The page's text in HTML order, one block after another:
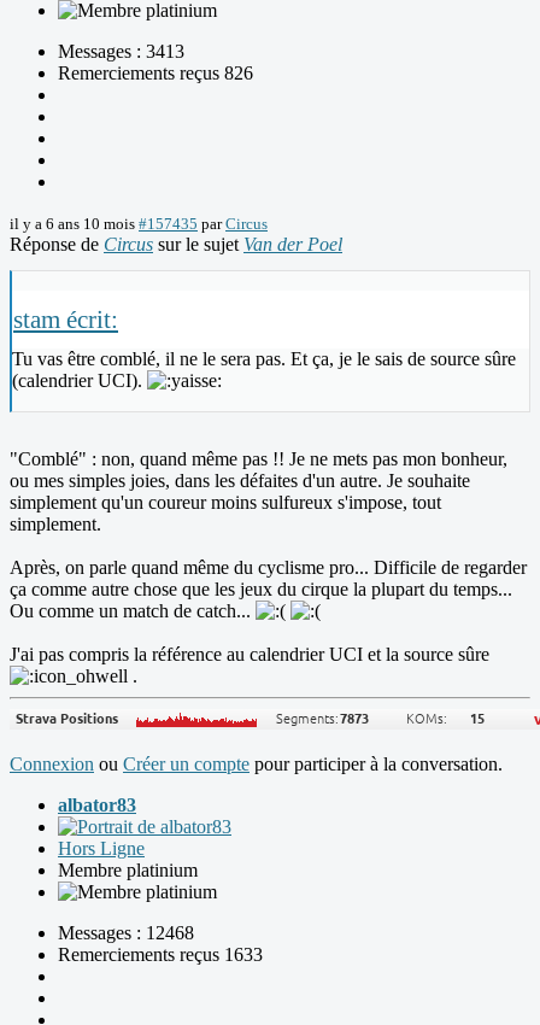
Messages : 3413
Remerciements reçus 826
il y a 6 ans 10 mois #157435 parCircus
Réponse de Circus sur le sujet Van der Poel
stam écrit:
Tu vas être comblé, il ne le sera pas. Et ça, je le sais de source sûre
(calendrier UCI).
"Comblé" : non, quand même pas !! Je ne mets pas mon bonheur,
ou mes simples joies, dans les défaites d'un autre. Je souhaite
simplement qu'un coureur moins sulfureux s'impose, tout
simplement.
Après, on parle quand même du cyclisme pro... Difficile de regarder
ça comme autre chose que les jeux du cirque la plupart du temps...
Ou comme un match de catch...
J'ai pas compris la référence au calendrier UCI et la source sûre
.
Connexion ou Créer un compte pour participer à la conversation.
albator83
Hors Ligne
Membre platinium
Messages : 12468
Remerciements reçus 1633